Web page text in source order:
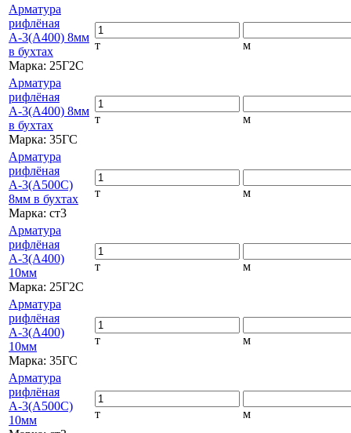
Арматура
рифлёная
А-3(А400) 8мм
в бухтах
Марка: 25Г2С
т м
Арматура
рифлёная
А-3(А400) 8мм
в бухтах
Марка: 35ГС
т м
Арматура
рифлёная
А-3(А500С)
8мм в бухтах
Марка: ст3
т м
Арматура
рифлёная
А-3(А400)
10мм
Марка: 25Г2С
т м
Арматура
рифлёная
А-3(А400)
10мм
Марка: 35ГС
т м
Арматура
рифлёная
А-3(А500С)
10мм
т м